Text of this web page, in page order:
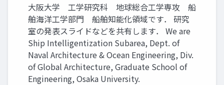
大阪大学 工学研究科 地球総合工学専攻 船
舶海洋工学部門 船舶知能化領域です． 研究
室の発表スライドなどを共有します． We are
Ship Intelligentization Subarea, Dept. of
Naval Architecture & Ocean Engineering, Div.
of Global Architecture, Graduate School of
Engineering, Osaka University.